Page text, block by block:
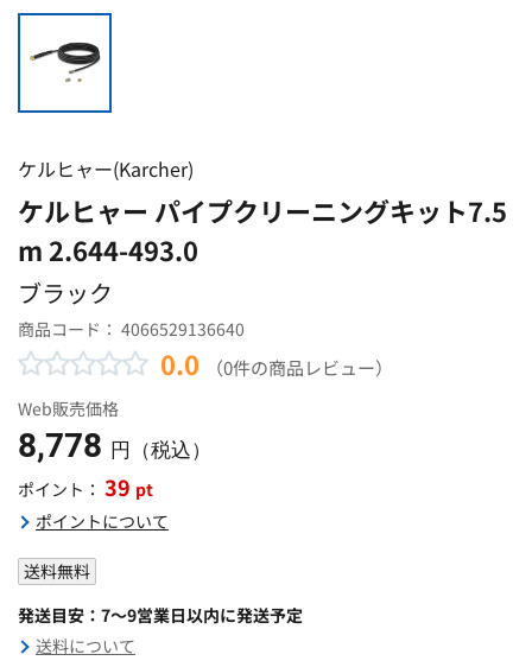
ケルヒャー(Karcher)
ケルヒャー パイプクリーニングキット7.5
m 2.644-493.0
ブラック
商品コード： 4066529136640
0.0 （0件の商品レビュー）
Web販売価格
8,778 円（税込）
ポイント： 39 pt
ポイントについて
送料無料
発送目安：7～9営業日以内に発送予定
送料について